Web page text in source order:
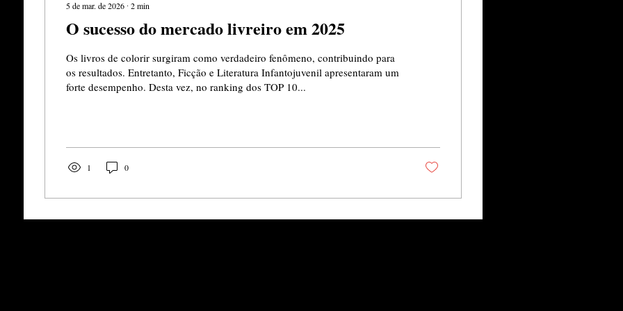
5 de mar. de 2026 ∙ 2min
O sucesso do mercado livreiro em 2025
Os livros de colorir surgiram como verdadeiro fenômeno, contribuindo para
os resultados. Entretanto, Ficção e Literatura Infantojuvenil apresentaram um
forte desempenho. Desta vez, no ranking dos TOP 10...
1 0